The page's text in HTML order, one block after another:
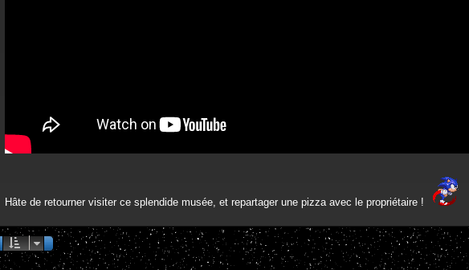
Hâte de retourner visiter ce splendide musée, et repartager une pizza avec le propriétaire !